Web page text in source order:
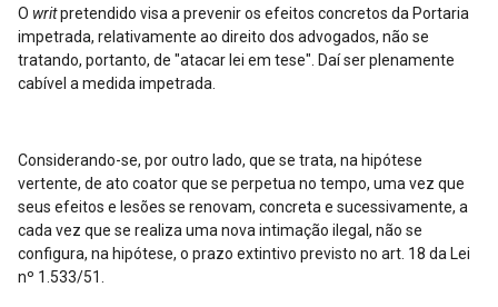
O writpretendido visa a prevenir os efeitos concretos da Portaria
impetrada, relativamente ao direito dos advogados, não se
tratando, portanto, de "atacar lei em tese". Daí ser plenamente
cabível a medida impetrada.
Considerando-se, por outro lado, que se trata, na hipótese
vertente, de ato coator que se perpetua no tempo, uma vez que
seus efeitos e lesões se renovam, concreta e sucessivamente, a
cada vez que se realiza uma nova intimação ilegal, não se
configura, na hipótese, o prazo extintivo previsto no art. 18 da Lei
nº 1.533/51.